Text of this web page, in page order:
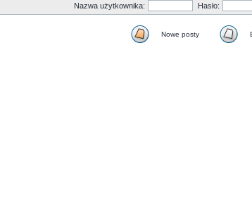
Nazwa użytkownika: Hasło:
Nowe posty